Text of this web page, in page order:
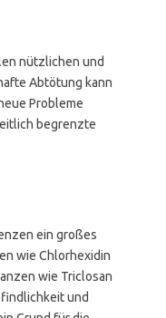
nützlichen und
Abtötung kann
Probleme
begrenzte
ein großes
wie Chlorhexidin
wie Triclosan
und